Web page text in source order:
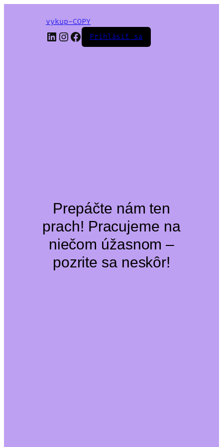
vykup-COPY
LinkedIn
Instagram
Facebook
Prihlásiť sa
Prepáčte nám ten
prach! Pracujeme na
niečom úžasnom –
pozrite sa neskôr!